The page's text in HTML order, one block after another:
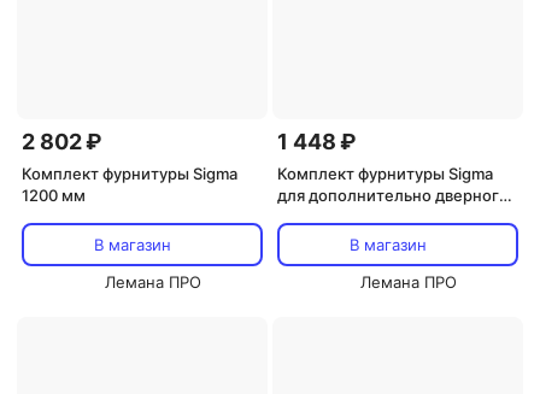
2 802 ₽
Комплект фурнитуры Sigma
1200 мм
В магазин
Лемана ПРО
1 448 ₽
Комплект фурнитуры Sigma
для дополнительно дверного
В магазин
Лемана ПРО